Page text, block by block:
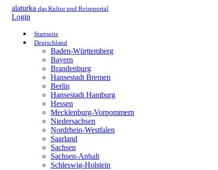
alaturka das Kultur und Reiseportal
Login
Startseite
Deutschland
Baden-Württemberg
Bayern
Brandenburg
Hansestadt Bremen
Berlin
Hansestadt Hamburg
Hessen
Mecklenburg-Vorpommern
Niedersachsen
Nordrhein-Westfalen
Saarland
Sachsen
Sachsen-Anhalt
Schleswig-Holstein